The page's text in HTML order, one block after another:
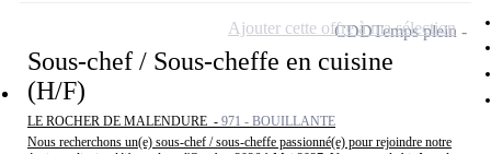
Sous-chef / Sous-cheffe en cuisine
(H/F)
LE ROCHER DE MALENDURE - 971 - BOUILLANTE
Nous recherchons un(e) sous-chef / sous-cheffe passionné(e) pour rejoindre notre
CDDTemps plein
Ajouter cette offre à ma sélection